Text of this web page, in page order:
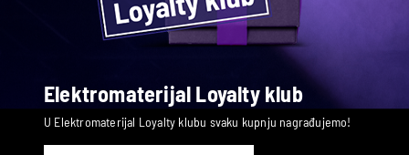
Elektromaterijal Loyalty klub
U Elektromaterijal Loyalty klubu svaku kupnju nagrađujemo!